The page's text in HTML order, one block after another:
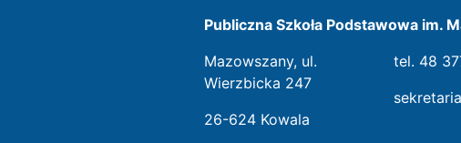
Publiczna Szkoła Podstawowa im.
Mazowszany, ul.
Wierzbicka 247
26-624 Kowala
tel. 48